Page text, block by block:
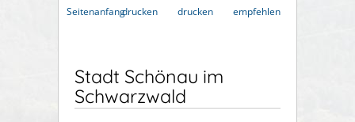
Seitenanfangdrucken
drucken
empfehlen
Stadt Schönau im
Schwarzwald